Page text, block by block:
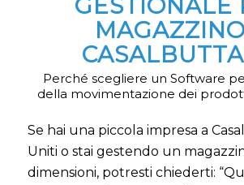
GESTIONALE
Perché scegliere un Software
della movimentazione dei
Se hai una piccola impresa a
Uniti o stai gestendo un
dimensioni, potresti chiederti: